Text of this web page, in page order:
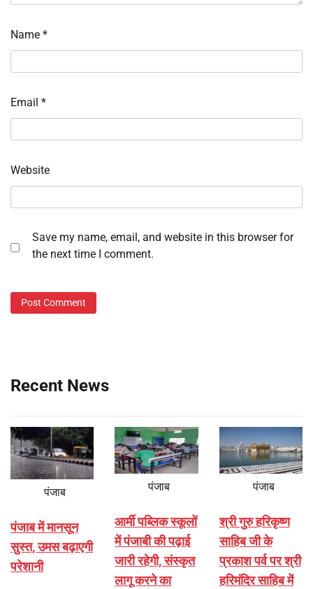
Name *
Email *
Website
Save my name, email, and website in this browser for
the next time I comment.
Recent News
पंजाब
पंजाब में मानसून
सुस्त, उमस बढ़ाएगी
परेशानी
पंजाब
आर्मी पब्लिक स्कूलों
में पंजाबी की पढ़ाई
जारी रहेगी, संस्कृत
लागू करने का
पंजाब
श्री गुरु हरिकृष्ण
साहिब जी के
प्रकाश पर्व पर श्री
हरिमंदिर साहिब में